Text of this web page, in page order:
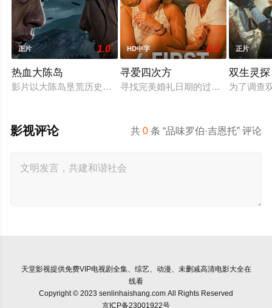
正片 1.0
热血大陈岛
影片以大陈岛垦荒历史为创作底色，在尊重历史真实性的前提
HD中字 6.0
寻爱四次方
寻找完美婚礼日期的过程，扎拉经
正片
双生灵探
为了调查
共0 条 “品味罗伯·吉恩托” 评论
影视评论
天堂影视提供免费VIP电视剧全集、综艺、动漫、未删减高清电影大全在
线看
Copyright © 2023 senlinhaishang.com All Rights Reserved
京ICP备23001922号